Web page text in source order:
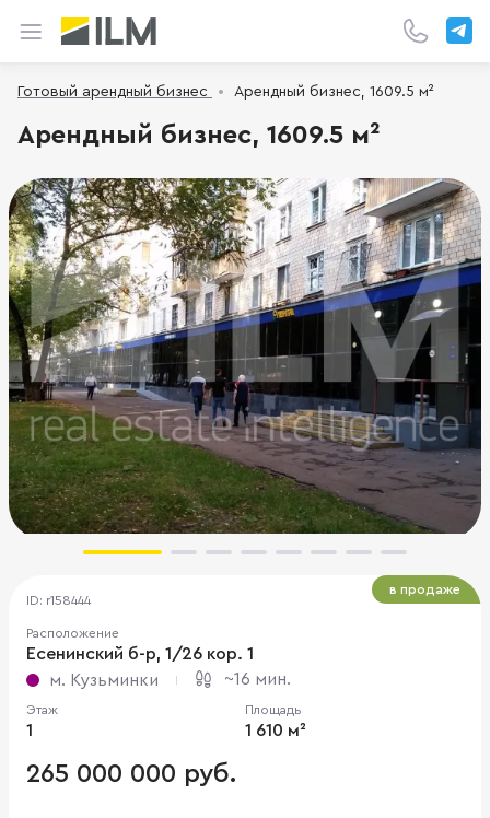
Готовый арендный бизнес Арендный бизнес, 1609.5 м²
Арендный бизнес, 1609.5 м²
ID: r158444
Расположение
Есенинский б-р, 1/26 кор. 1
м. Кузьминки
~16 мин.
Этаж
1
Площадь
1 610 м²
265 000 000 руб.
в продаже